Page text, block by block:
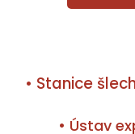
• Stanice
• Ústav